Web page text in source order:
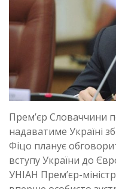
Прем’єр Словаччини
надаватиме Україні
Фіцо планує
вступу України до
УНІАН Прем’єр-